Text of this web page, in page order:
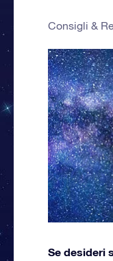
Consigli &
Se desideri